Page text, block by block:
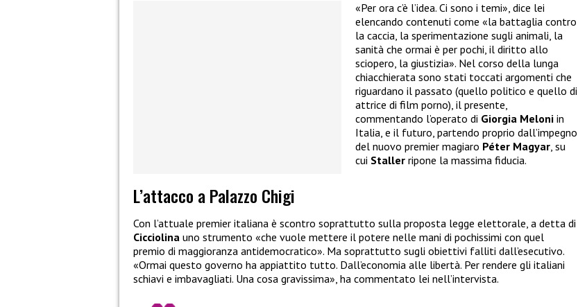
«Per ora c’è l’idea. Ci sono i temi», dice lei
elencando contenuti come «la battaglia contro
la caccia, la sperimentazione sugli animali, la
sanità che ormai è per pochi, il diritto allo
sciopero, la giustizia». Nel corso della lunga
chiacchierata sono stati toccati argomenti che
riguardano il passato (quello politico e quello di
attrice di film porno), il presente,
commentando l’operato di Giorgia Meloni in
Italia, e il futuro, partendo proprio dall’impegno
del nuovo premier magiaro Péter Magyar, su
cui Staller ripone la massima fiducia.
L’attacco a Palazzo Chigi
Con l’attuale premier italiana è scontro soprattutto sulla proposta legge elettorale, a detta di
Cicciolina uno strumento «che vuole mettere il potere nelle mani di pochissimi con quel
premio di maggioranza antidemocratico». Ma soprattutto sugli obiettivi falliti dall’esecutivo.
«Ormai questo governo ha appiattito tutto. Dall’economia alle libertà. Per rendere gli italiani
schiavi e imbavagliati. Una cosa gravissima», ha commentato lei nell’intervista.